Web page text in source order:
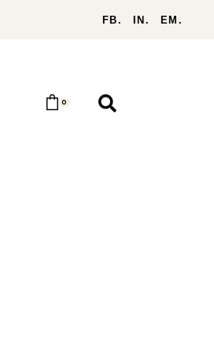
FB. IN. EM.
0